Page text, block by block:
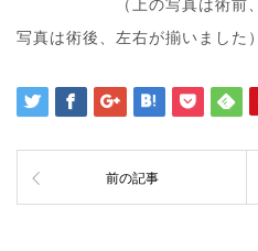
（上の写真は術前、右
写真は術後、左右が揃いました）
前の記事